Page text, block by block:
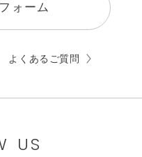
ォーム
よくあるご質問
US